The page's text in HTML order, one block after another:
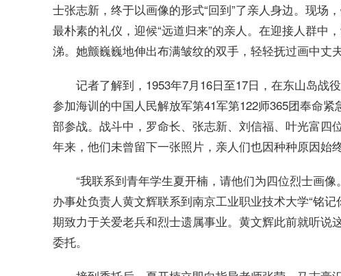
士张志新，终于以画像的形式“回到”了亲人身边。现场
最朴素的礼仪，迎候“远道归来”的亲人。在迎接人群中
涕。她颤巍巍地伸出布满皱纹的双手，轻轻抚过画中丈
记者了解到，1953年7月16日至17日，在东山岛战
参加海训的中国人民解放军第41军第122师365团奉命
部参战。战斗中，罗命长、张志新、刘信福、叶光富
年来，他们未曾留下一张照片，亲人们也因种种原因始
“我联系到青年学生夏开楠，请他们为四位烈士画
办事处负责人黄文辉联系到南京工业职业技术大学“铭
期致力于关爱老兵和烈士遗属事业。黄文辉此前就听说
委托。